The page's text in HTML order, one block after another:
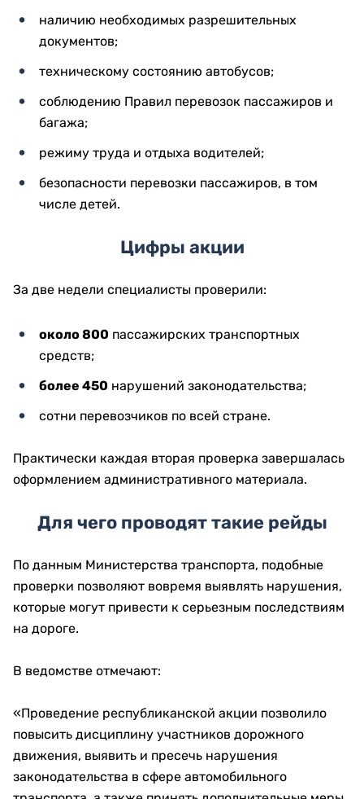
наличию необходимых разрешительных
документов;
техническому состоянию автобусов;
соблюдению Правил перевозок пассажиров и
багажа;
режиму труда и отдыха водителей;
безопасности перевозки пассажиров, в том
числе детей.
Цифры акции
За две недели специалисты проверили:
около 800 пассажирских транспортных
средств;
более 450 нарушений законодательства;
сотни перевозчиков по всей стране.
Практически каждая вторая проверка завершалась
оформлением административного материала.
Для чего проводят такие рейды
По данным Министерства транспорта, подобные
проверки позволяют вовремя выявлять нарушения,
которые могут привести к серьезным последствиям
на дороге.
В ведомстве отмечают:
«Проведение республиканской акции позволило
повысить дисциплину участников дорожного
движения, выявить и пресечь нарушения
законодательства в сфере автомобильного